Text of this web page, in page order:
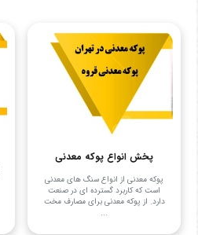
پخش انواع پوکه معدنی
پوکه معدنی از انواع سنگ های معدنی
است که کاربرد گسترده ای در صنعت
دارد. از پوکه معدنی برای مصارف مخت
...